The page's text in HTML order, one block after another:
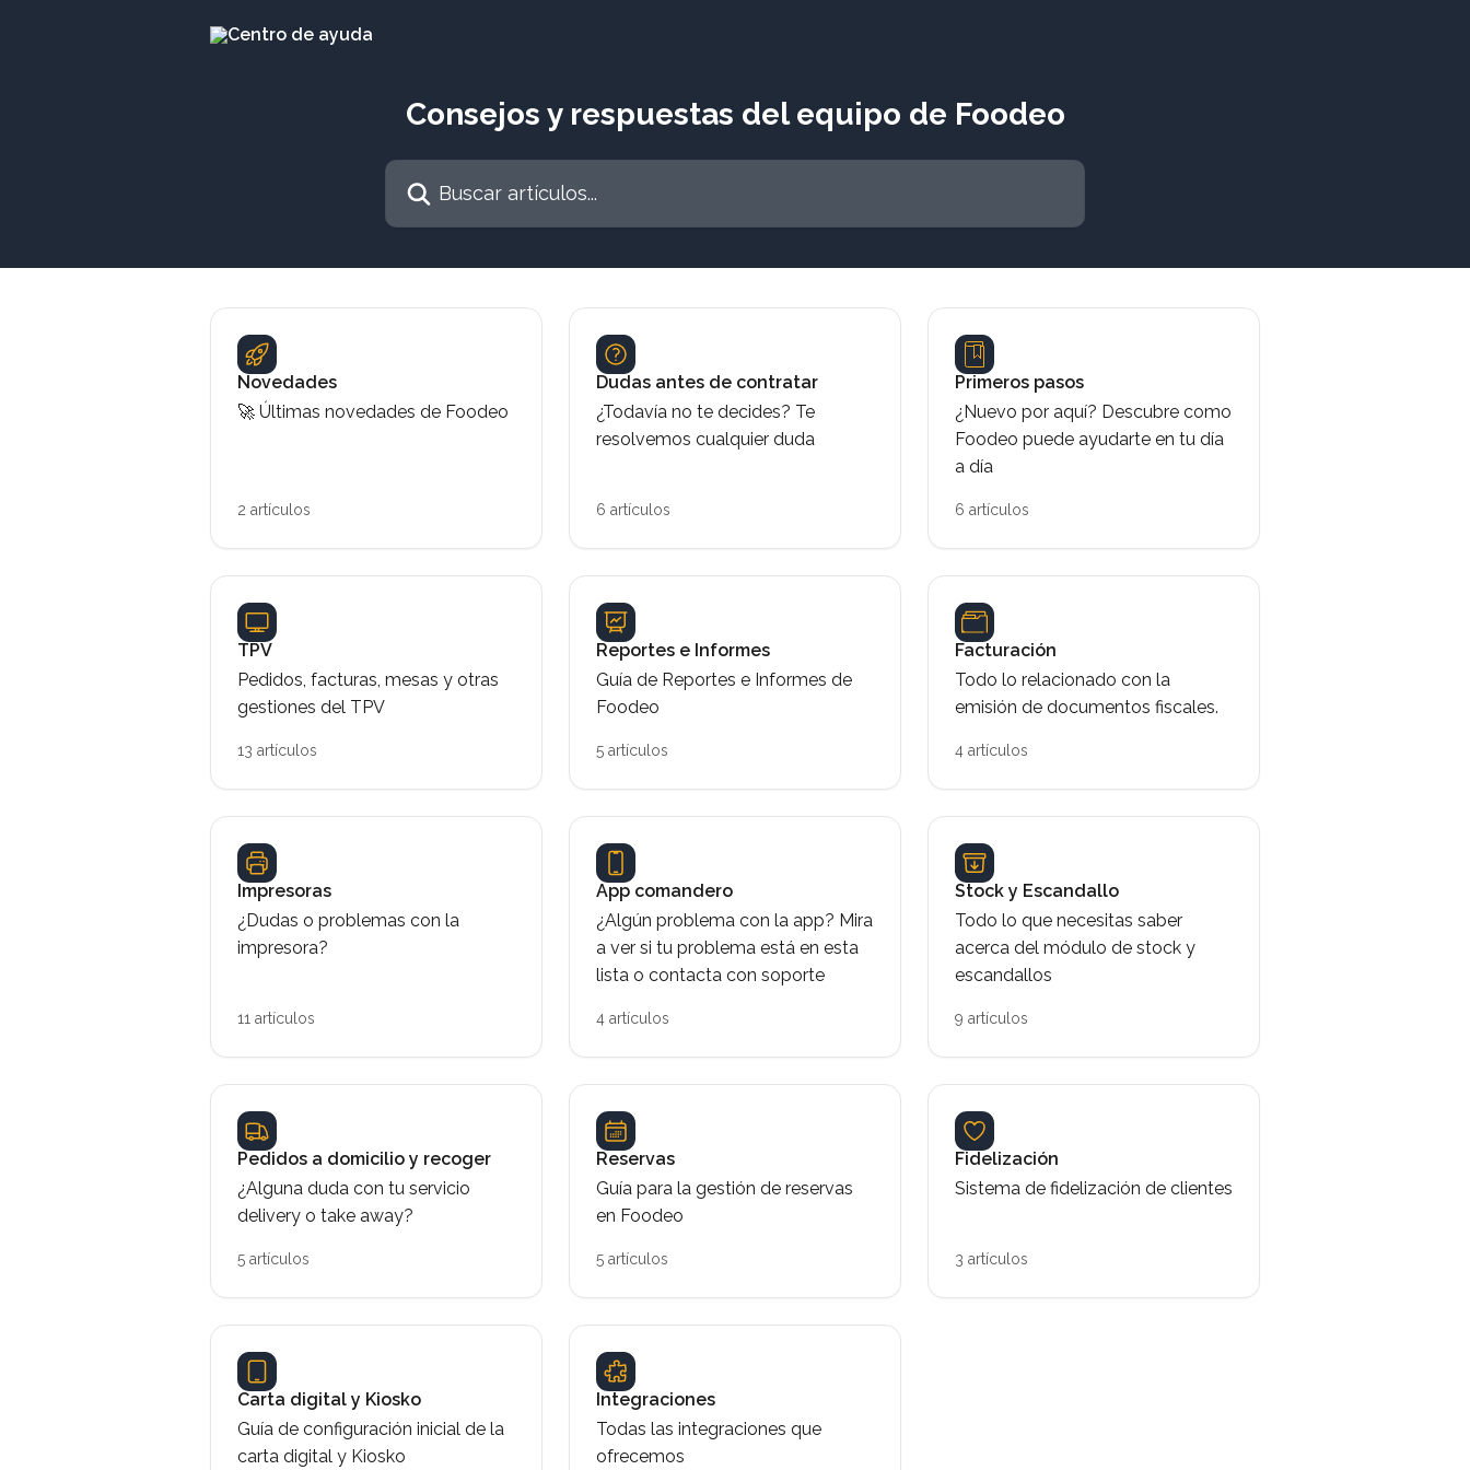
Consejos y respuestas del equipo de Foodeo
Buscar artículos...
Novedades
🚀 Últimas novedades de Foodeo
2 artículos
Dudas antes de contratar
¿Todavía no te decides? Te
resolvemos cualquier duda
6 artículos
Primeros pasos
¿Nuevo por aquí? Descubre como
Foodeo puede ayudarte en tu día
a día
6 artículos
TPV
Pedidos, facturas, mesas y otras
gestiones del TPV
13 artículos
Reportes e Informes
Guía de Reportes e Informes de
Foodeo
5 artículos
Facturación
Todo lo relacionado con la
emisión de documentos fiscales.
4 artículos
Impresoras
¿Dudas o problemas con la
impresora?
11 artículos
App comandero
¿Algún problema con la app? Mira
a ver si tu problema está en esta
lista o contacta con soporte
4 artículos
Stock y Escandallo
Todo lo que necesitas saber
acerca del módulo de stock y
escandallos
9 artículos
Pedidos a domicilio y recoger
¿Alguna duda con tu servicio
delivery o take away?
5 artículos
Reservas
Guía para la gestión de reservas
en Foodeo
5 artículos
Fidelización
Sistema de fidelización de clientes
3 artículos
Carta digital y Kiosko
Guía de configuración inicial de la
carta digital y Kiosko
Integraciones
Todas las integraciones que
ofrecemos